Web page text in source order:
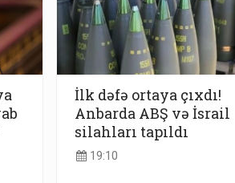
İlk dəfə ortaya çıxdı!
Anbarda ABŞ və İsrail
silahları tapıldı
19:10